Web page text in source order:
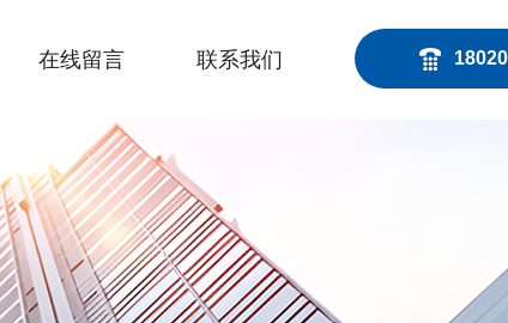
在线留言 联系我们